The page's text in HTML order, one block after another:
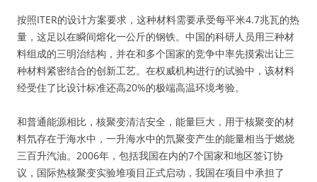
按照ITER的设计方案要求，这种材料需要承受每平米4.7兆瓦的热
量，这足以在瞬间熔化一公斤的钢铁。中国的科研人员用三种材
料组成的三明治结构，并在和多个国家的竞争中率先摸索出让三
种材料紧密结合的创新工艺。在权威机构进行的试验中，该材料
经受住了比设计标准还高20%的极端高温环境考验。
和普通能源相比，核聚变清洁安全，能量巨大，用于核聚变的材
料氘存在于海水中，一升海水中的氘聚变产生的能量相当于燃烧
三百升汽油。2006年，包括我国在内的7个国家和地区签订协
议，国际热核聚变实验堆项目正式启动，我国在项目中承担了